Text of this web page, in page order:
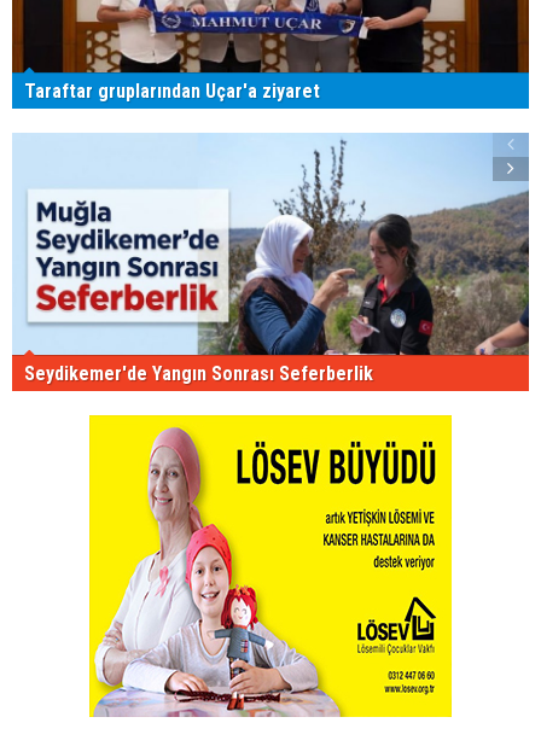
Taraftar gruplarından Uçar'a ziyaret
Seydikemer'de Yangın Sonrası Seferberlik